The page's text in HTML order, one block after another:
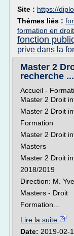
Site : https://
Thèmes liés :
formation en
fonction
prive dans la
Master 2
recherche ...
Accueil -
Master 2 Droit
Master 2 Droit
Formation
Master 2 Droit
Masters
Master 2 Droit
2018/2019
Direction: M.
Masters - Droit
Formation...
Lire la suite
Date: 2019-02-